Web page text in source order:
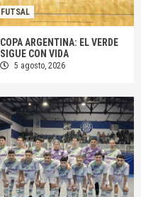
FUTSAL
COPA ARGENTINA: EL VERDE
SIGUE CON VIDA
5 agosto, 2026